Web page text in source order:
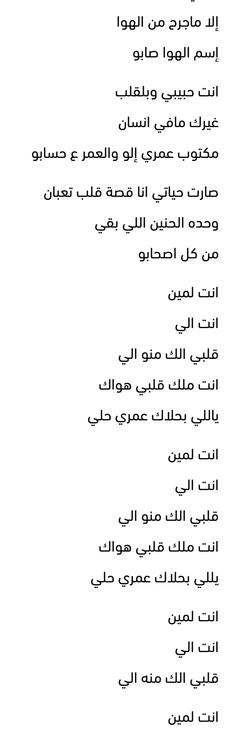
إلا ماجرح من الهوا
إسم الهوا صابو
انت حبيبي وبلقلب
غيرك مافي انسان
مكتوب عمري إلو والعمر ع حسابو
صارت حياتي انا قصة قلب تعبان
وحده الحنين اللي بقي
من كل اصحابو
انت لمين
انت الي
قلبي الك منو الي
انت ملك قلبي هواك
ياللي بحلاك عمري حلي
انت لمين
انت الي
قلبي الك منو الي
انت ملك قلبي هواك
يللي بحلاك عمري حلي
انت لمين
انت الي
قلبي الك منه الي
انت لمين